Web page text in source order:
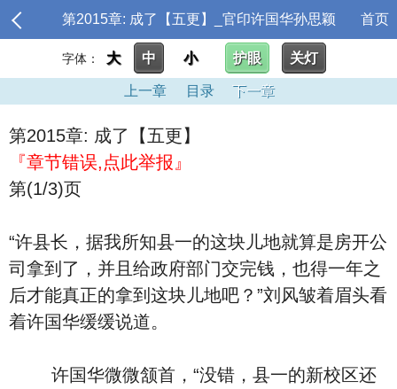
第2015章: 成了【五更】_官印许国华孙思颖 首页
字体： 大 中 小 护眼 关灯
上一章 目录 下一章
第2015章: 成了【五更】
『章节错误,点此举报』
第(1/3)页
“许县长，据我所知县一的这块儿地就算是房开公
司拿到了，并且给政府部门交完钱，也得一年之
后才能真正的拿到这块儿地吧？”刘风皱着眉头看
着许国华缓缓说道。
许国华微微颔首，“没错，县一的新校区还